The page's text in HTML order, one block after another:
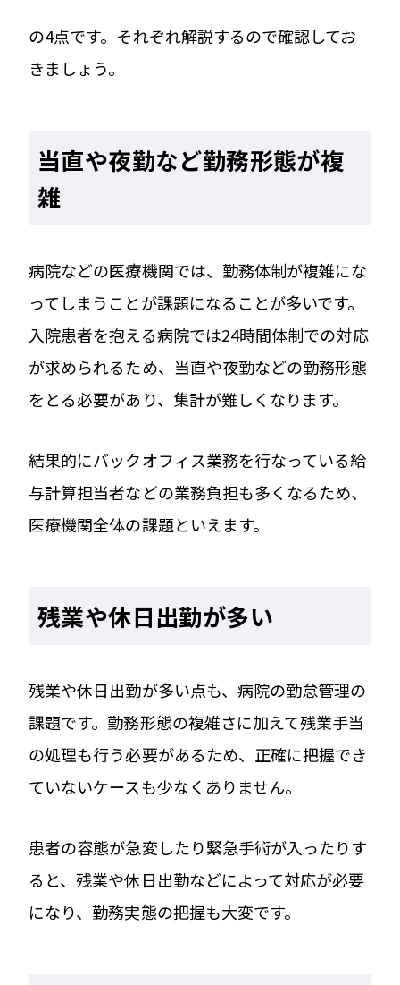
の4点です。それぞれ解説するので確認してお
きましょう。
当直や夜勤など勤務形態が複
雑
病院などの医療機関では、勤務体制が複雑にな
ってしまうことが課題になることが多いです。
入院患者を抱える病院では24時間体制での対応
が求められるため、当直や夜勤などの勤務形態
をとる必要があり、集計が難しくなります。
結果的にバックオフィス業務を行なっている給
与計算担当者などの業務負担も多くなるため、
医療機関全体の課題といえます。
残業や休日出勤が多い
残業や休日出勤が多い点も、病院の勤怠管理の
課題です。勤務形態の複雑さに加えて残業手当
の処理も行う必要があるため、正確に把握でき
ていないケースも少なくありません。
患者の容態が急変したり緊急手術が入ったりす
ると、残業や休日出勤などによって対応が必要
になり、勤務実態の把握も大変です。